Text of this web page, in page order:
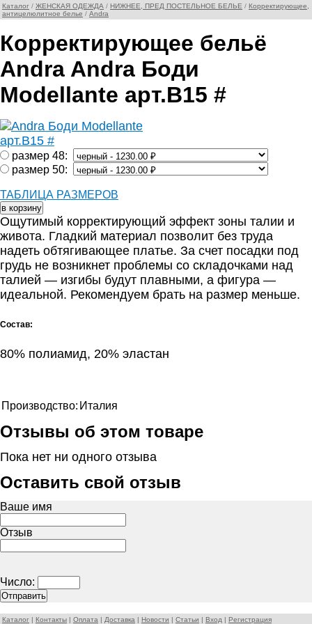
Каталог / ЖЕНСКАЯ ОДЕЖДА / НИЖНЕЕ, ПРЕД ПОСТЕЛЬНОЕ БЕЛЬЕ / Корректирующее,
антицелюлитное белье / Andra
Корректирующее бельё
Andra Andra Боди
Modellante арт.B15 #
размер 48:
размер 50:
ТАБЛИЦА РАЗМЕРОВ
Ощутимый корректирующий эффект зоны талии и
живота. Гладкий материал позволит без труда
надеть обтягивающее платье. За счет посадки под
грудь не возникнет проблемы со складочками над
талией — изгибы будут плавными, а фигура —
идеальной. Рекомендуем брать на размер меньше.
Состав:
80% полиамид, 20% эластан
Производство: Италия
Отзывы об этом товаре
Пока нет ни одного отзыва
Оставить свой отзыв
Ваше имя
Отзыв
Число:
Каталог | Контакты | Оплата | Доставка | Новости | Статьи | Вход | Регистрация